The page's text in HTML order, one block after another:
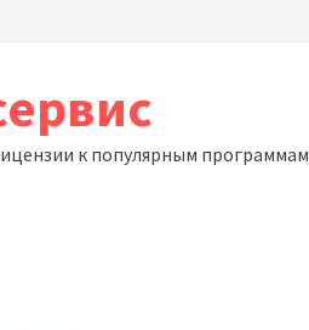
к популярным программам